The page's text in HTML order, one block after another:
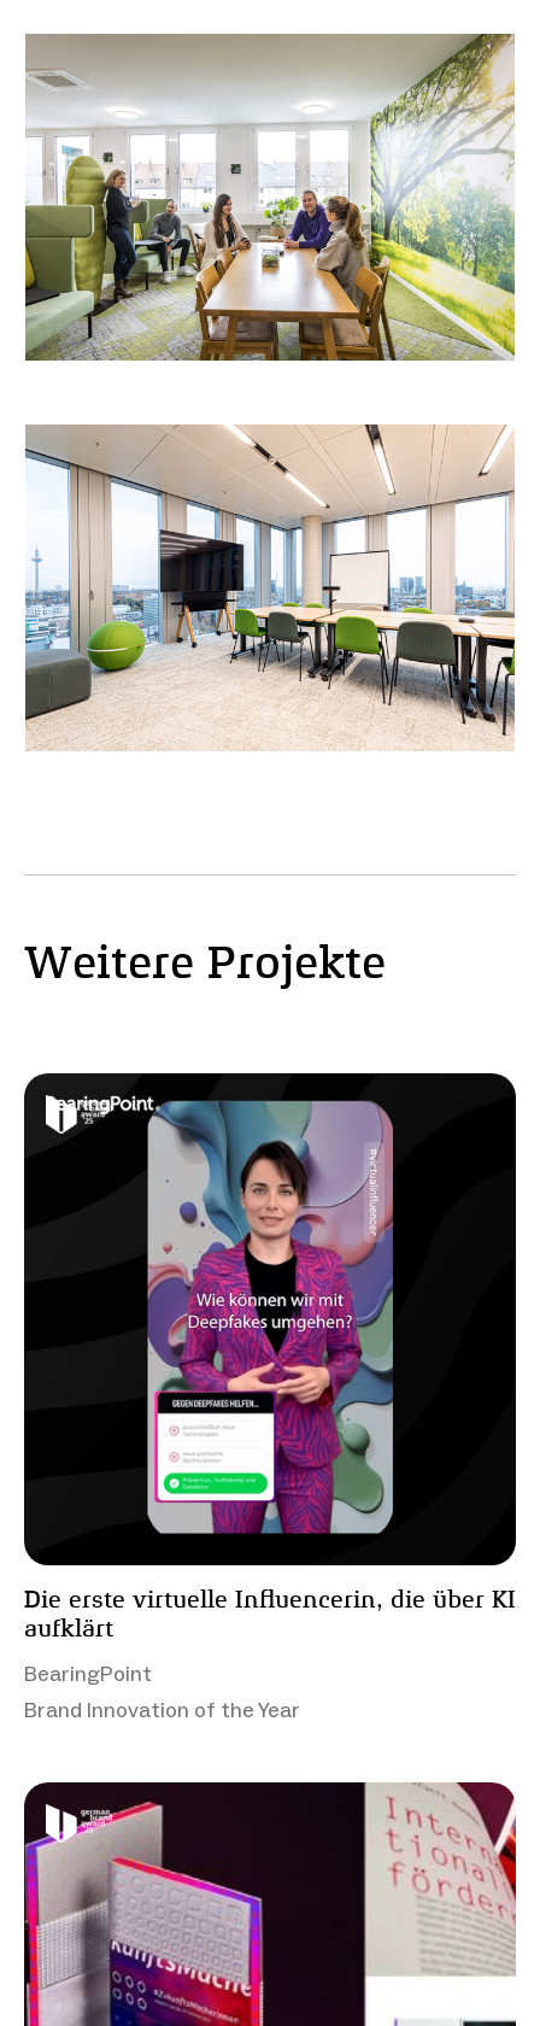
Weitere Projekte
Die erste virtuelle Influencerin, die über KI
aufklärt
BearingPoint
Brand Innovation of the Year